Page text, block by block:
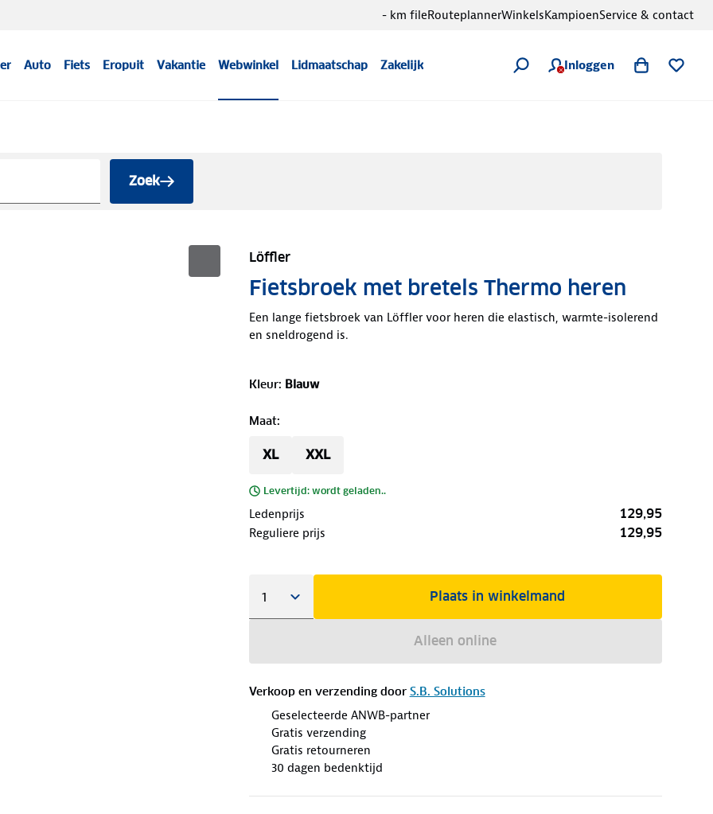
Auto Fiets Eropuit Vakantie Webwinkel Lidmaatschap Zakelijk Inloggen
- km fileRouteplannerWinkelsKampioenService & contact
Zoek
Löffler
Fietsbroek met bretels Thermo heren
Een lange fietsbroek van Löffler voor heren die elastisch, warmte-isolerend
en sneldrogend is.
Kleur: Blauw
Maat:
XL XXL
Levertijd: wordt geladen..
Ledenprijs 129,95
Reguliere prijs 129,95
Plaats in winkelmand
Alleen online
Verkoop en verzending door S.B. Solutions
Geselecteerde ANWB-partner
Gratis verzending
Gratis retourneren
30 dagen bedenktijd